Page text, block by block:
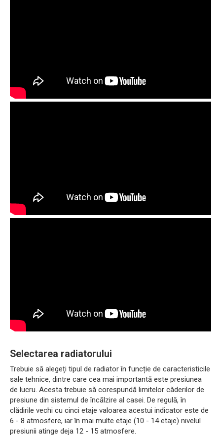
Selectarea radiatorului
Trebuie să alegeți tipul de radiator în funcție de caracteristicile
sale tehnice, dintre care cea mai importantă este presiunea
de lucru. Acesta trebuie să corespundă limitelor căderilor de
presiune din sistemul de încălzire al casei. De regulă, în
clădirile vechi cu cinci etaje valoarea acestui indicator este de
6 - 8 atmosfere, iar în mai multe etaje (10 - 14 etaje) nivelul
presiunii atinge deja 12 - 15 atmosfere.